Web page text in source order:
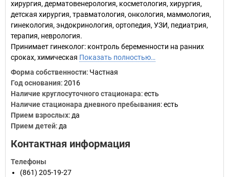
хирургия, дерматовенерология, косметология, хирургия,
детская хирургия, травматология, онкология, маммология,
гинекология, эндокринология, ортопедия, УЗИ, педиатрия,
терапия, неврология.
Принимает гинеколог: контроль беременности на ранних
сроках, химическая Показать полностью…
Форма собственности: Частная
Год основания:2016
Наличие круглосуточного стационара: есть
Наличие стационара дневного пребывания: есть
Прием взрослых: да
Прием детей: да
Контактная информация
Телефоны
(861) 205-19-27